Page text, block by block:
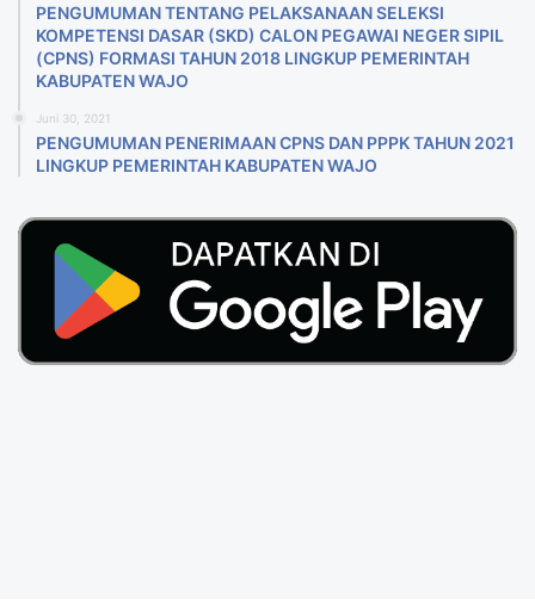
PENGUMUMAN TENTANG PELAKSANAAN SELEKSI
KOMPETENSI DASAR (SKD) CALON PEGAWAI NEGER SIPIL
(CPNS) FORMASI TAHUN 2018 LlNGKUP PEMERINTAH
KABUPATEN WAJO
Juni 30, 2021
PENGUMUMAN PENERIMAAN CPNS DAN PPPK TAHUN 2021
LINGKUP PEMERINTAH KABUPATEN WAJO